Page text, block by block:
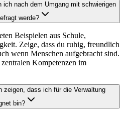
nach dem Umgang mit schwierigen
werde?
Beispielen aus Schule,
Zeige, dass du ruhig, freundlich
wenn Menschen aufgebracht sind.
Kompetenzen im
zeigen, dass ich für die Verwaltung
bin?